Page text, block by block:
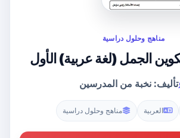
مناهج وحلول دراسية
الجمل (لغة عربية) الأول
تأليف: نخبة من المدرسين
العربية مناهج وحلول دراسية